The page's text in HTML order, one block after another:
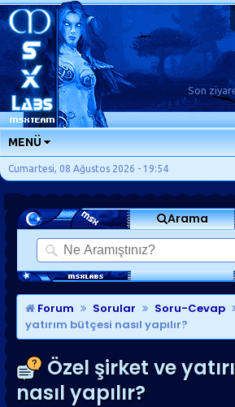
Son
MENÜ
ANA SAYFA
FORUMLAR
SORU-CEVAP
GÜNLÜKLER
SON MESAJLAR
KISAYOLLAR
Cumartesi, 08 Ağustos 2026 - 19:54
Arama
Forum Sorular Soru-Cevap
yatırım bütçesi nasıl yapılır?
Özel şirket ve
nasıl yapılır?